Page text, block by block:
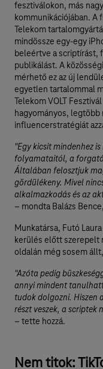
fesztiválokon, más
kommunikációjában. A
Telekom
mindössze egy-egy
beleértve a scriptírást,
publikálást. A
mérhető ez az új
egyetlen tartalommal
Telekom VOLT
hagyományos, legtöbb
influencerstratégiát
"Egy kicsit mindenhez
folyamataitól, a
Általában felosztjuk
gördülékeny. Mivel
alkalmazkodás és az
– mondta Balázs
Munkatársa, Futó
kerülés előtt szerepelt
oldalán még sosem
"Azóta pedig
annyi mindent
tudok dolgozni.
részt veszek, a scriptek
– tette hozzá.
Nem titok: